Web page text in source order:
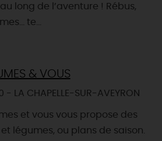
long de l’aventure ! Rébus,
te...
& VOUS
- LA CHAPELLE-SUR-AVEYRON
et vous vous propose des
légumes, ou plans de saison.